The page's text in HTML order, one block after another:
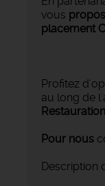
vous
placement
Profitez
au long de
Pour nous
Description